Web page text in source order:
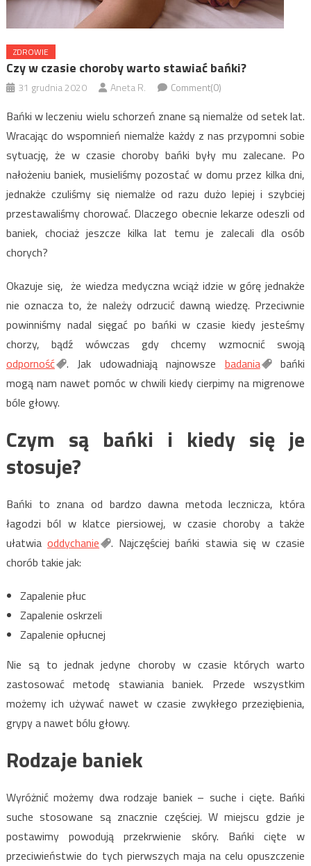
ZDROWIE
Czy w czasie choroby warto stawiać bańki?
31 grudnia 2020 Aneta R. Comment(0)
Bańki w leczeniu wielu schorzeń znane są niemalże od setek lat.
Wracając do wspomnień niemalże każdy z nas przypomni sobie
sytuację, że w czasie choroby bańki były mu zalecane. Po
nałożeniu baniek, musieliśmy pozostać w domu przez kilka dni,
jednakże czuliśmy się niemalże od razu dużo lepiej i szybciej
przestawaliśmy chorować. Dlaczego obecnie lekarze odeszli od
baniek, chociaż jeszcze kilka lat temu je zalecali dla osób
chorych?
Okazuje się, że wiedza medyczna wciąż idzie w górę jednakże
nie oznacza to, że należy odrzucić dawną wiedzę. Przeciwnie
powinniśmy nadal sięgać po bańki w czasie kiedy jesteśmy
chorzy, bądź wówczas gdy chcemy wzmocnić swoją
odporność
. Jak udowadniają najnowsze badania
bańki
mogą nam nawet pomóc w chwili kiedy cierpimy na migrenowe
bóle głowy.
Czym są bańki i kiedy się je
stosuje?
Bańki to znana od bardzo dawna metoda lecznicza, która
łagodzi ból w klatce piersiowej, w czasie choroby a także
ułatwiaoddychanie
. Najczęściej bańki stawia się w czasie
chorób takie jak:
Zapalenie płuc
Zapalenie oskrzeli
Zapalenie opłucnej
Nie są to jednak jedyne choroby w czasie których warto
zastosować metodę stawiania baniek. Przede wszystkim
możemy ich używać nawet w czasie zwykłego przeziębienia,
grypy a nawet bólu głowy.
Rodzaje baniek
Wyróżnić możemy dwa rodzaje baniek – suche i cięte. Bańki
suche stosowane są znacznie częściej. W miejscu gdzie je
postawimy powodują przekrwienie skóry. Bańki cięte w
przeciwieństwie do tych pierwszych maja na celu opuszczenie